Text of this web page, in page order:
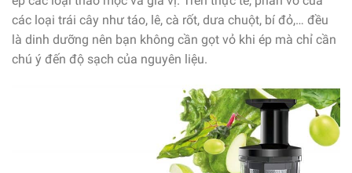
các loại trái cây như táo, lê, cà rốt, dưa chuột, bí đỏ,… đều
là dinh dưỡng nên bạn không cần gọt vỏ khi ép mà chỉ cần
chú ý đến độ sạch của nguyên liệu.